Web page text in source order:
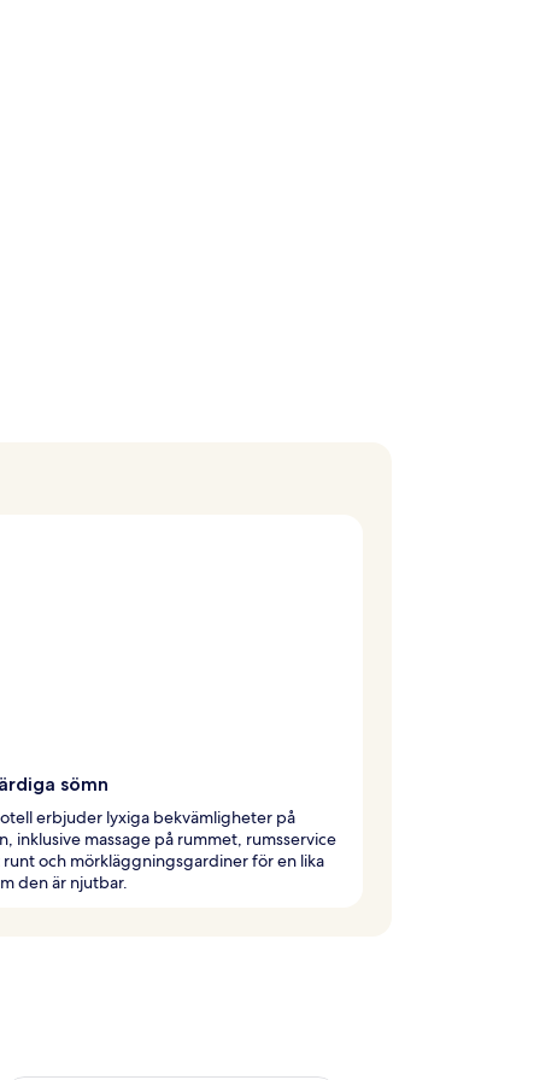
sömn
erbjuder lyxiga bekvämligheter på
inklusive massage på rummet, rumsservice
och mörkläggningsgardiner för en lika
den är njutbar.